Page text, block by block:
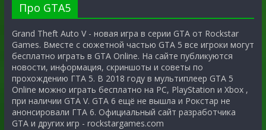
Про GTA5
Grand Theft Auto V - новая игра в серии GTA от Rockstar
Games. Вместе с сюжетной частью GTA 5 все игроки могут
бесплатно играть в GTA Online. На сайте публикуются
новости, информация, скриншоты и советы по
прохождению ГТА 5. В 2018 году в мультиплеер GTA 5
Online можно играть бесплатно на PC, PlayStation и Xbox ,
при наличии GTA V. GTA 6 ещё не вышла и Рокстар не
анонсировали ГТА 6. Официальный сайт разработчика
GTA и других игр - rockstargames.com